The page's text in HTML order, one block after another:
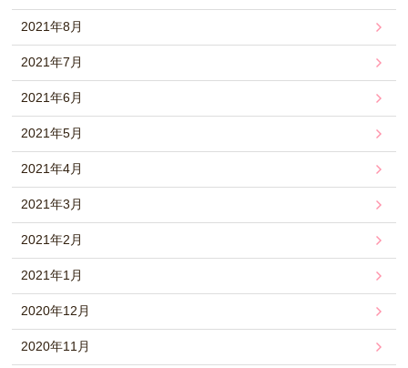
2021年8月
2021年7月
2021年6月
2021年5月
2021年4月
2021年3月
2021年2月
2021年1月
2020年12月
2020年11月